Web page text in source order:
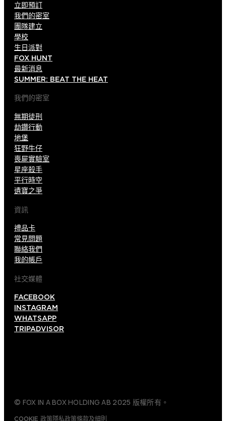
立即預訂
我們的密室
團隊建立
學校
生日派對
FOX HUNT
最新消息
SUMMER: BEAT THE HEAT
我們的密室
無期徒刑
劫鑽行動
地堡
狂野牛仔
喪屍實驗室
星座殺手
平行時空
遺寶之爭
資訊
禮品卡
常見問題
聯絡我們
我的帳戶
社交媒體
FACEBOOK
INSTAGRAM
WHATSAPP
TRIPADVISOR
© FOX IN A BOX HOLDING AB 2025 版權所有。
COOKIE 政策隱私政策條款及細則